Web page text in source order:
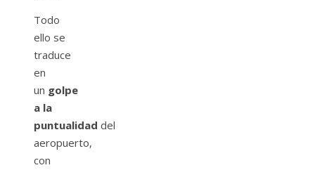
Todo
ello se
traduce
en
un golpe
a la
puntualidad del
aeropuerto,
con